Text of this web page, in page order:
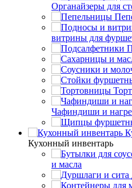
Органайзеры для
витрины для
Чафиндиши и
Кухонный инвентарь
и масла